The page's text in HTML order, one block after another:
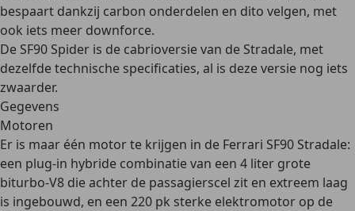
bespaart dankzij carbon onderdelen en dito velgen, met
ook iets meer downforce.
De SF90 Spider is de cabrioversie van de Stradale, met
dezelfde technische specificaties, al is deze versie nog iets
zwaarder.
Gegevens
Motoren
Er is maar één motor te krijgen in de Ferrari SF90 Stradale:
een plug-in hybride combinatie van een 4 liter grote
biturbo-V8 die achter de passagierscel zit en extreem laag
is ingebouwd, en een 220 pk sterke elektromotor op de